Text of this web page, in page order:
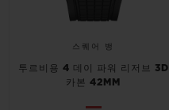
스퀘어 뱅
투르비용 4 데이 파워 리저브 3D
카본 42MM